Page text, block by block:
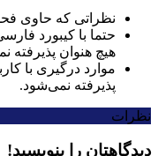
نظراتی که حاوی
حتما با کیبورد
هیچ هنوان پذیرفته
موارد درگیری با
پذیرفته نمی‌شود.
نظرات
دیدگاهتان را بنویسید!